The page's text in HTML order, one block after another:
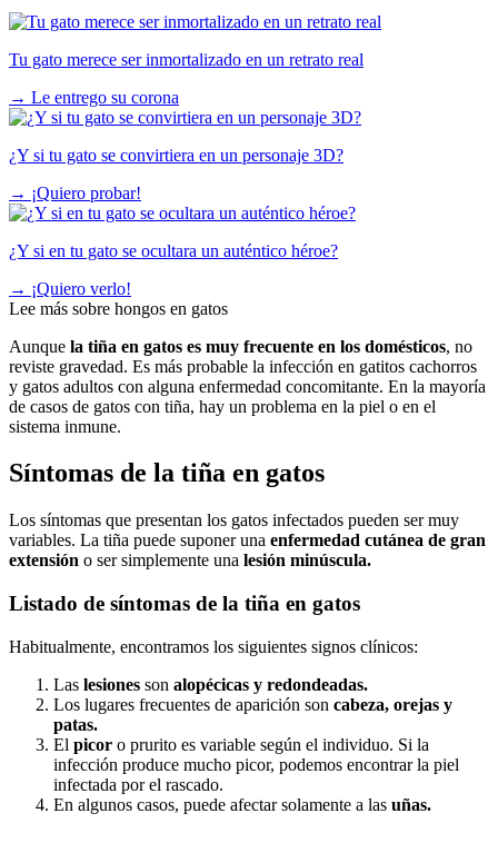
Tu gato merece ser inmortalizado en un retrato real
→ Le entrego su corona
¿Y si tu gato se convirtiera en un personaje 3D?
→ ¡Quiero probar!
¿Y si en tu gato se ocultara un auténtico héroe?
→ ¡Quiero verlo!
Lee más sobre hongos en gatos
Aunque la tiña en gatos es muy frecuente en los domésticos, no
reviste gravedad. Es más probable la infección en gatitos cachorros
y gatos adultos con alguna enfermedad concomitante. En la mayoría
de casos de gatos con tiña, hay un problema en la piel o en el
sistema inmune.
Síntomas de la tiña en gatos
Los síntomas que presentan los gatos infectados pueden ser muy
variables. La tiña puede suponer una enfermedad cutánea de gran
extensión o ser simplemente una lesión minúscula.
Listado de síntomas de la tiña en gatos
Habitualmente, encontramos los siguientes signos clínicos:
Las lesiones son alopécicas y redondeadas.
Los lugares frecuentes de aparición son cabeza, orejas y
patas.
El picor o prurito es variable según el individuo. Si la
infección produce mucho picor, podemos encontrar la piel
infectada por el rascado.
En algunos casos, puede afectar solamente a las uñas.